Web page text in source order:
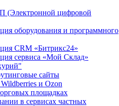
(Электронной цифровой
оборудования и программного
CRM «Битрикс24»
сервиса «Мой Склад»
сайты
и Ozon
площадках
в сервисах частных